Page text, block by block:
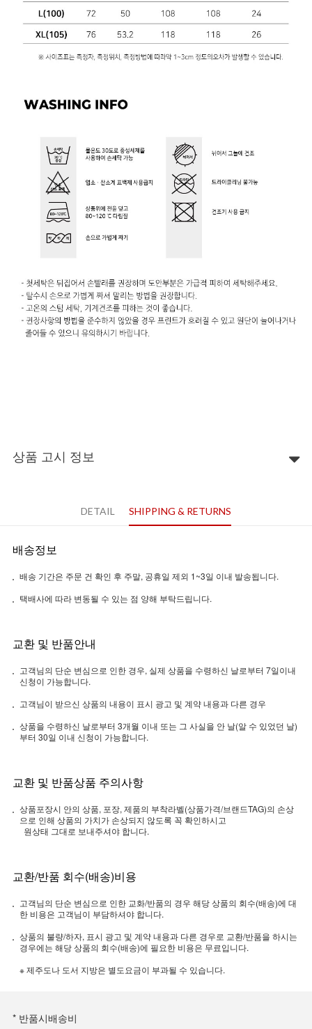
상품 고시 정보
DETAIL SHIPPING & RETURNS
배송정보
배송 기간은 주문 건 확인 후 주말, 공휴일 제외 1~3일 이내 발송됩니다.
택배사에 따라 변동될 수 있는 점 양해 부탁드립니다.
교환 및 반품안내
고객님의 단순 변심으로 인한 경우, 실제 상품을 수령하신 날로부터 7일이내
신청이 가능합니다.
고객님이 받으신 상품의 내용이 표시 광고 및 계약 내용과 다른 경우
상품을 수령하신 날로부터 3개월 이내 또는 그 사실을 안 날(알 수 있었던 날)
부터 30일 이내 신청이 가능합니다.
교환 및 반품상품 주의사항
상품포장시 안의 상품, 포장, 제품의 부착라벨(상품가격/브랜드TAG)의 손상
으로 인해 상품의 가치가 손상되지 않도록 꼭 확인하시고
원상태 그대로 보내주셔야 합니다.
교환/반품 회수(배송)비용
고객님의 단순 변심으로 인한 교화/반품의 경우 해당 상품의 회수(배송)에 대
한 비용은 고객님이 부담하셔야 합니다.
상품의 불량/하자, 표시 광고 및 계약 내용과 다른 경우로 교환/반품을 하시는
경우에는 해당 상품의 회수(배송)에 필요한 비용은 무료입니다.
※ 제주도나 도서 지방은 별도요금이 부과될 수 있습니다.
* 반품시배송비